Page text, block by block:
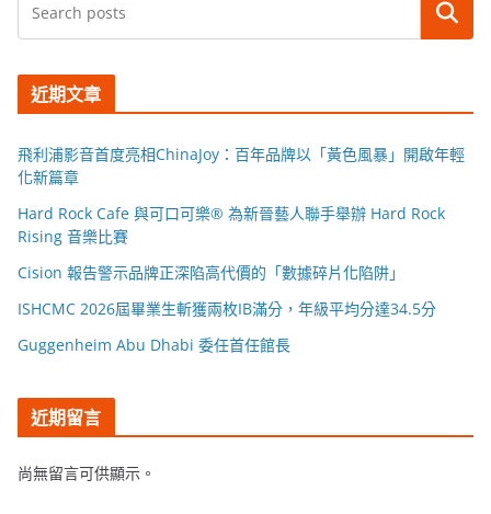
搜尋
近期文章
飛利浦影音首度亮相ChinaJoy：百年品牌以「黃色風暴」開啟年輕
化新篇章
Hard Rock Cafe 與可口可樂® 為新晉藝人聯手舉辦 Hard Rock
Rising 音樂比賽
Cision 報告警示品牌正深陷高代價的「數據碎片化陷阱」
ISHCMC 2026屆畢業生斬獲兩枚IB滿分，年級平均分達34.5分
Guggenheim Abu Dhabi 委任首任館長
近期留言
尚無留言可供顯示。